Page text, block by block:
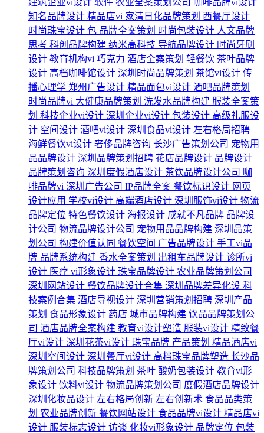
建筑企业vi设计 软件 农业全案策划公司
咖啡品牌vi设计
知名品牌设计 精品店vi 家清日化品牌策划 西餐厅设计
时尚珠宝设计 包 品牌全案策划 时尚包装设计 人文品牌
思考 科创品牌构建 纳米高科技 导航品牌设计 时尚牙刷
设计 教育机构vi 巧克力 酒店全案策划 轻餐饮 茶叶品牌
设计 高档咖啡馆设计 深圳时尚品牌策划 茶馆vi设计 传
播心理学 郑州广告设计 精品面包vi设计 酒吧品牌策划
时尚品牌vi 大健康品牌策划 洗发水品牌构建 服装全案策
划 科技企业vi设计 深圳企业vi设计 包装设计 高级礼服设
计 空间设计 酒吧vi设计 深圳食品vi设计 左右格局招聘
海鲜餐饮vi设计 奢侈品牌咨询 长沙广告策划公司 宠物用
品品牌设计 深圳品牌策划招聘 花店品牌设计 品牌设计
品牌策划咨询 深圳度假酒店设计 茶饮品牌设计公司 咖
啡品牌vi 深圳广告公司 IP品牌全案 餐饮标识设计 网页
设计应用 学校vi设计 高端酒店设计 深圳服饰vi设计 物流
品牌定位 特色餐饮设计 海报设计 成就不凡品牌 品牌设
计公司 物流品牌设计公司 宠物用品品牌构建 深圳品策
划公司 构建价值认同 餐饮空间 广告品牌设计 手工vi品
牌 品牌系统构建 香水全案策划 出租车品牌设计 诊所vi
设计 医疗 vi形象设计 珠宝品牌设计 农业品牌策划公司
深圳网站设计 餐饮品牌设计合集 深圳品牌差异化设 科
技案例合集 酒店导视设计 深圳营销策划招聘 深圳产品
策划 食品形象设计 药店 城市品牌构建 饮品品牌策划公
司 酒店品牌全案构建 教育vi设计塑造 服装vi设计 精致餐
厅vi设计 深圳花茶vi设计 珠宝品牌 产品策划 精品酒店vi
深圳空间设计 深圳餐厅vi设计 高档珠宝品牌塑造 长沙品
牌策划公司 科技品牌策划 茶叶 酸奶包装设计 教育vi形
象设计 饮料vi设计 物流品牌策划公司 度假酒店品牌设计
深圳化妆品设计 左右格局创新 左右创新术 食品品类策
划 农业品牌创新 餐饮网站设计 食品品牌vi设计 精品店vi
设计 服装标志设计 访谈 化妆vi形象设计 品牌定位 包装